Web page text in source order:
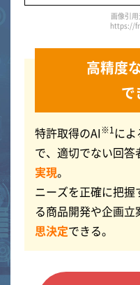
画像引
https://
高精度
で
特許取得のAI※1 に
で、適切でない回答
実現。
ニーズを正確に把
る商品開発や企画立
思決定できる。